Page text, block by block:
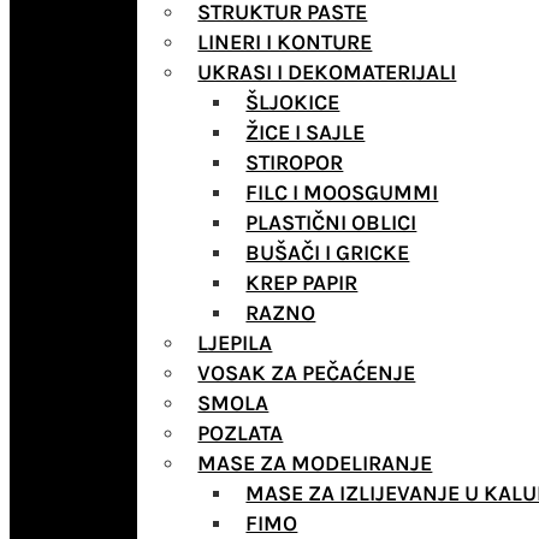
STRUKTUR PASTE
LINERI I KONTURE
UKRASI I DEKOMATERIJALI
ŠLJOKICE
ŽICE I SAJLE
STIROPOR
FILC I MOOSGUMMI
PLASTIČNI OBLICI
BUŠAČI I GRICKE
KREP PAPIR
RAZNO
LJEPILA
VOSAK ZA PEČAĆENJE
SMOLA
POZLATA
MASE ZA MODELIRANJE
MASE ZA IZLIJEVANJE U
FIMO